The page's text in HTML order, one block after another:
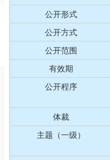
公开形式
公开方式
公开范围
有效期
公开程序
体裁
主题（一级）